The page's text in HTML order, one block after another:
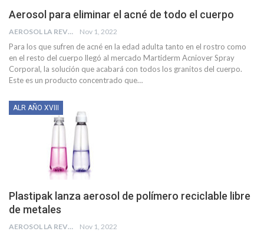
Aerosol para eliminar el acné de todo el cuerpo
AEROSOL LA REVISTA Nov 1, 2022
Para los que sufren de acné en la edad adulta tanto en el rostro como
en el resto del cuerpo llegó al mercado Martiderm Acniover Spray
Corporal, la solución que acabará con todos los granitos del cuerpo.
Este es un producto concentrado que…
ALR AÑO XVIII
Plastipak lanza aerosol de polímero reciclable libre
de metales
AEROSOL LA REVISTA Nov 1, 2022